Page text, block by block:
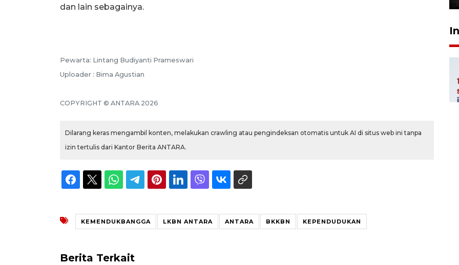
dan lain sebagainya.
Pewarta: Lintang Budiyanti Prameswari
Uploader : Bima Agustian
COPYRIGHT © ANTARA 2026
Dilarang keras mengambil konten, melakukan crawling atau pengindeksan otomatis untuk AI di situs web ini tanpa
izin tertulis dari Kantor Berita ANTARA.
KEMENDUKBANGGA LKBN ANTARA ANTARA BKKBN KEPENDUDUKAN
Berita Terkait